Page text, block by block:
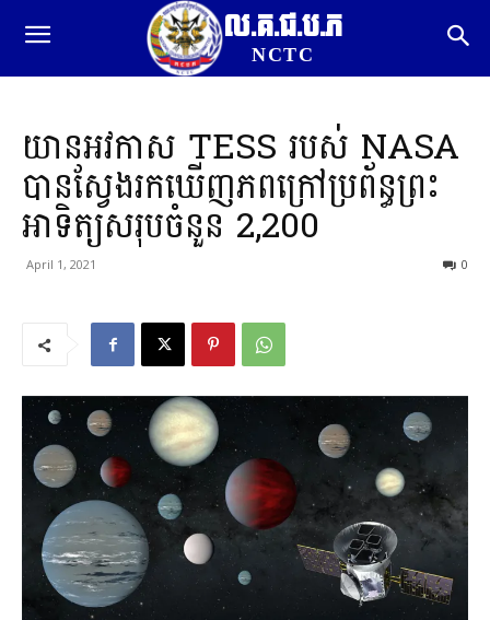
ល.គ.ជ.ប.ភ
NCTC
យានអវកាស TESS របស់ NASA
បានស្វែងរកឃើញភពក្រៅប្រព័ន្ធព្រះ
អាទិត្យសរុបចំនួន 2,200
April 1, 2021 0